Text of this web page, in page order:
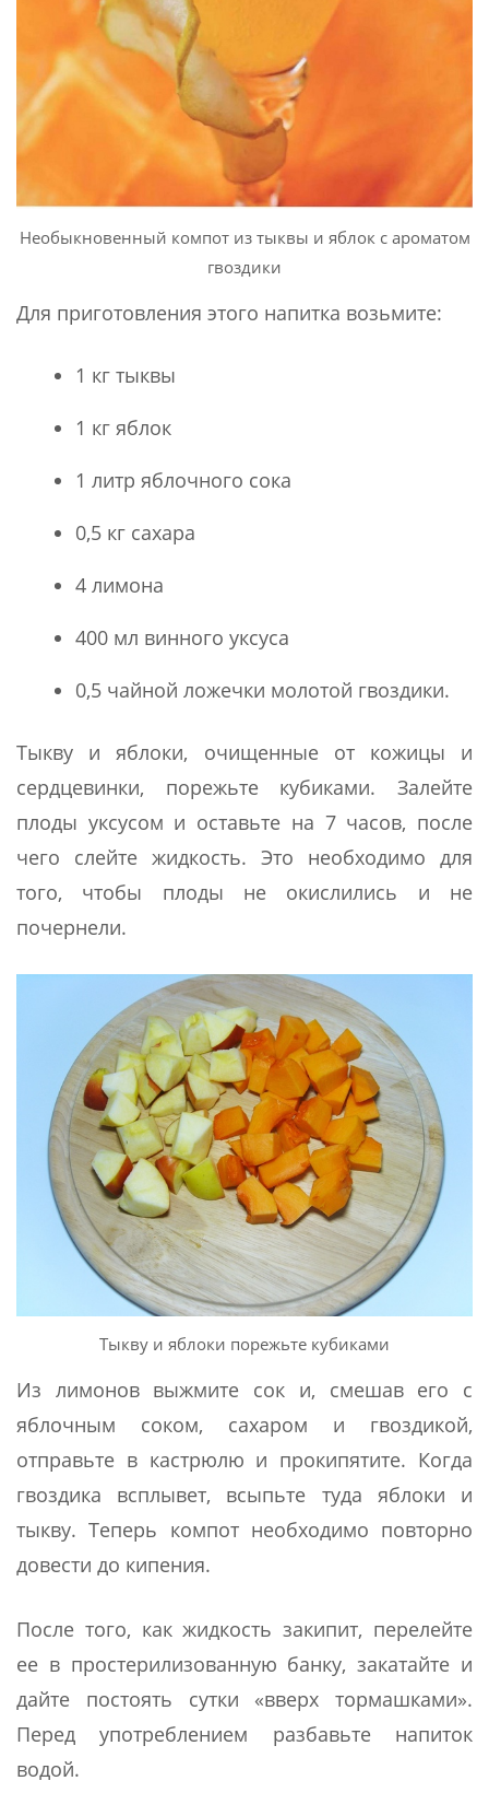
Необыкновенный компот из тыквы и яблок с ароматом
гвоздики
Для приготовления этого напитка возьмите:
1 кг тыквы
1 кг яблок
1 литр яблочного сока
0,5 кг сахара
4 лимона
400 мл винного уксуса
0,5 чайной ложечки молотой гвоздики.
Тыкву и яблоки, очищенные от кожицы и
сердцевинки, порежьте кубиками. Залейте
плоды уксусом и оставьте на 7 часов, после
чего слейте жидкость. Это необходимо для
того, чтобы плоды не окислились и не
почернели.
Тыкву и яблоки порежьте кубиками
Из лимонов выжмите сок и, смешав его с
яблочным соком, сахаром и гвоздикой,
отправьте в кастрюлю и прокипятите. Когда
гвоздика всплывет, всыпьте туда яблоки и
тыкву. Теперь компот необходимо повторно
довести до кипения.
После того, как жидкость закипит, перелейте
ее в простерилизованную банку, закатайте и
дайте постоять сутки «вверх тормашками».
Перед употреблением разбавьте напиток
водой.